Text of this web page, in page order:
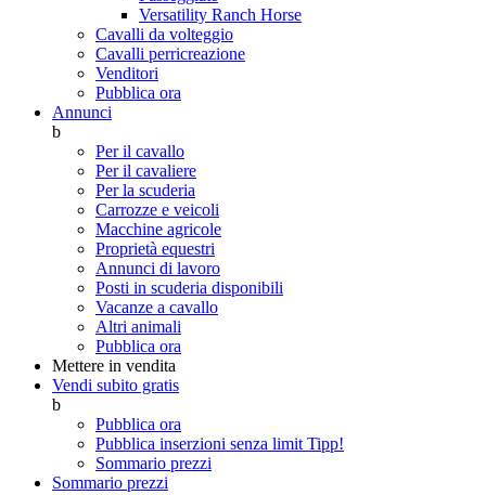
Versatility Ranch Horse
Cavalli da volteggio
Cavalli perricreazione
Venditori
Pubblica ora
Annunci
b
Per il cavallo
Per il cavaliere
Per la scuderia
Carrozze e veicoli
Macchine agricole
Proprietà equestri
Annunci di lavoro
Posti in scuderia disponibili
Vacanze a cavallo
Altri animali
Pubblica ora
Mettere in vendita
Vendi subito gratis
b
Pubblica ora
Pubblica inserzioni senza limit Tipp!
Sommario prezzi
Sommario prezzi